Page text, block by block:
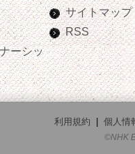
ーシッ
サイトマップ
RSS
利用規約 個人情
©NHK